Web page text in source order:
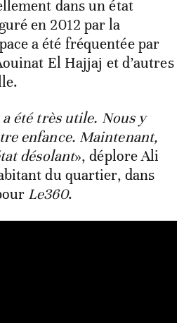
dans un état
en 2012 par la
a été fréquentée par
El Hajjaj et d’autres
été très utile. Nous y
enfance. Maintenant,
désolant», déplore Ali
du quartier, dans
Le360.